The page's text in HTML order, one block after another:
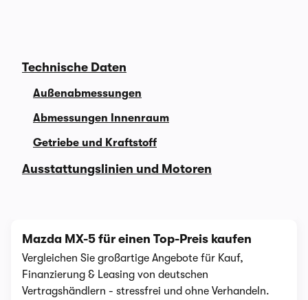
Technische Daten
Außenabmessungen
Abmessungen Innenraum
Getriebe und Kraftstoff
Ausstattungslinien und Motoren
Mazda MX-5 für einen Top-Preis kaufen
Vergleichen Sie großartige Angebote für Kauf,
Finanzierung & Leasing von deutschen
Vertragshändlern - stressfrei und ohne Verhandeln.